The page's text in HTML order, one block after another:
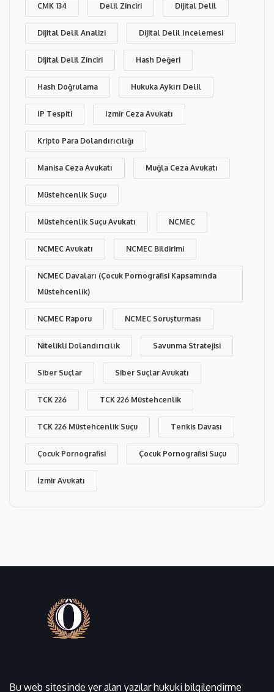
CMK 134 Delil Zinciri Dijital Delil
Dijital Delil Analizi Dijital Delil Incelemesi
Dijital Delil Zinciri Hash Değeri
Hash Doğrulama Hukuka Aykırı Delil
IP Tespiti Izmir Ceza Avukatı
Kripto Para Dolandırıcılığı
Manisa Ceza Avukatı Muğla Ceza Avukatı
Müstehcenlik Suçu
Müstehcenlik Suçu Avukatı NCMEC
NCMEC Avukatı NCMEC Bildirimi
NCMEC Davaları (Çocuk Pornografisi Kapsamında
Müstehcenlik)
NCMEC Raporu NCMEC Soruşturması
Nitelikli Dolandırıcılık Savunma Stratejisi
Siber Suçlar Siber Suçlar Avukatı
TCK 226 TCK 226 Müstehcenlik
TCK 226 Müstehcenlik Suçu Tenkis Davası
Çocuk Pornografisi Çocuk Pornografisi Suçu
İzmir Avukatı
Bu web sitesinde yer alan yazılar hukuki bilgilendirme